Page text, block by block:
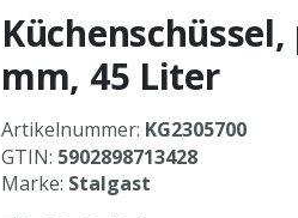
mm, 45 Liter
Artikelnummer: KG2305700
GTIN: 5902898713428
Marke: Stalgast